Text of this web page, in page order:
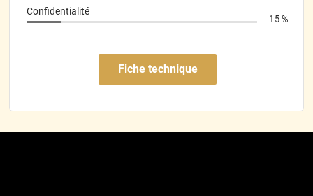
elever et mettre du bon côté la vitre latérale n est pas un
Confidentialité
15 %
Fiche technique